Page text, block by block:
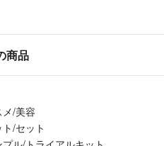
商品
/美容
/セット